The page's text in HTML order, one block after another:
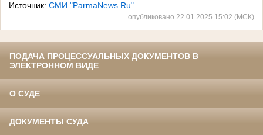
Источник: СМИ "ParmaNews.Ru"
опубликовано 22.01.2025 15:02 (МСК)
ПОДАЧА ПРОЦЕССУАЛЬНЫХ ДОКУМЕНТОВ В
ЭЛЕКТРОННОМ ВИДЕ
О СУДЕ
ДОКУМЕНТЫ СУДА